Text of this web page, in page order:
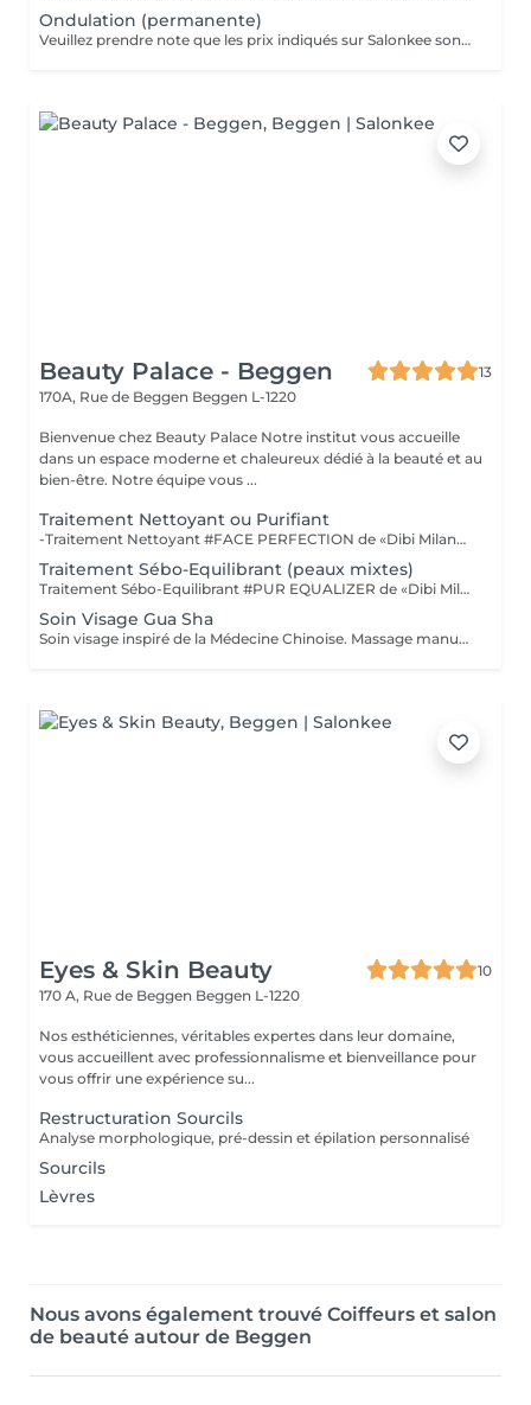
Ondulation (permanente)
Veuillez prendre note que les prix indiqués sur Salonkee sont communiqués à titre informatif et s'entendent de base. Ces derniers sont susceptibles de varier selon le diagnostic réalisé à votre arrivée au salon et l'expertise du professionnel à qui vous confiez votre beauté. Dans tous les cas, un devis précis vous sera proposé et toutes réalisations de prestations seront effectuées avec votre accord. Un grand merci d'avance pour votre compréhension. Au plaisir de vous recevoir très vite.
Beauty Palace - Beggen
13
170A, Rue de Beggen Beggen L-1220
Bienvenue chez Beauty Palace Notre institut vous accueille
dans un espace moderne et chaleureux dédié à la beauté et au
bien-être. Notre équipe vous ...
Traitement Nettoyant ou Purifiant
-Traitement Nettoyant #FACE PERFECTION de «Dibi Milano» est un soin simple nettoyant. «SOIN STARTER» à faire avant une cure intensive, premier traitement idéal pour préparer la peau, lors duquel nous ferons une analyse complète des besoins de l'épiderme. POUR TOUTES LES PEAUX DE TOUT ÂGE "BEST SELLER DES ADOLESCENTS" -Traitement Purifiant #PUR EQUALIZER de «Dibi Milano»purifie la peau en la libérant des impuretés et en régulant l'équilibre de la flore microbienne. Il atténue les manifestations d'inflammation et les gonflements de la peau à tendance acnéique, nettoie les pores obstrués, prévient leur formation et aide à éliminer l'excès de sébum ainsi que les cellules mortes. (Masque Boue) POUR LES PEAUX ACNEIQUES
Traitement Sébo-Equilibrant (peaux mixtes)
Traitement Sébo-Equilibrant #PUR EQUALIZER de «Dibi Milano» grâce aux performances de ses principes actifs innovants, il est en mesure de régulariser l'excès de sébum, en procurant un effet matifiant et en réduisant visiblement les pores dilatés, le grain de peau est affiné. Ce soin aide à matifier la peau tout en la maintenant hydratée et protégée. (Masque bio-cellulose) POUR LES PEAUX MIXTES À GRASSES
Soin Visage Gua Sha
Soin visage inspiré de la Médecine Chinoise. Massage manuel et avec les « Gua Sha » effet drainant qui agit sur les énergies, pour évacuer les toxines et stimuler la micro-circulation. *Décongestionne *Apaise *Lift
Eyes & Skin Beauty
10
170 A, Rue de Beggen Beggen L-1220
Nos esthéticiennes, véritables expertes dans leur domaine,
vous accueillent avec professionnalisme et bienveillance pour
vous offrir une expérience su...
Restructuration Sourcils
Analyse morphologique, pré-dessin et épilation personnalisé
Sourcils
Lèvres
Nous avons également trouvé Coiffeurs et salon
de beauté autour de Beggen